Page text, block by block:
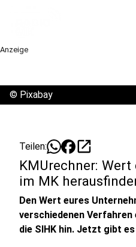
Anzeige
© Pixabay
Teilen: open_in_new
KMUrechner:
im MK
Den Wert eures
verschiedenen
die SIHK hin. Jetzt gibt